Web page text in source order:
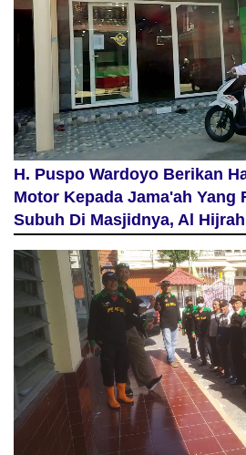
H. Puspo Wardoyo Berikan
Motor Kepada Jama'ah Yang
Subuh Di Masjidnya, Al Hijrah